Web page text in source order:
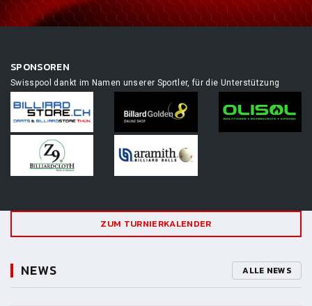
SPONSOREN
Swisspool dankt im Namen unserer Sportler, für die Unterstützung
ZUM TURNIERKALENDER
NEWS ALLE NEWS